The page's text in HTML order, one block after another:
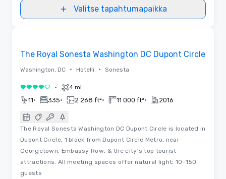
of wine and shared plates.Valitse tapahtumapaikka
The Royal Sonesta Washington DC Dupont Circle
Washington, DC • Hotelli • Sonesta
4 / 5 • 4 mi
11• 335• 2 268 ft²• 11 000 ft²• 2016
The Royal Sonesta Washington DC Dupont Circle is located in
Dupont Circle, 1 block from Dupont Circle Metro, near
Georgetown, Embassy Row, & the city's top tourist
attractions. All meeting spaces offer natural light: 10-150
guests